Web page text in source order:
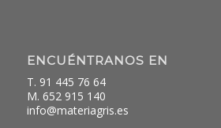
ENCUÉNTRANOS EN
T. 91 445 76 64
M. 652 915 140
info@materiagris.es